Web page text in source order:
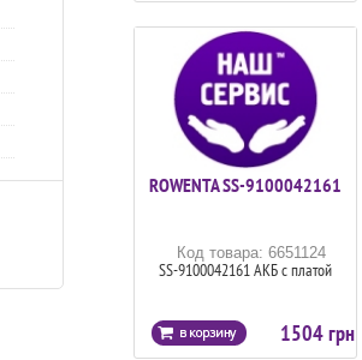
ROWENTA SS-9100042161
Код товара: 6651124
SS-9100042161 АКБ с платой
1504 грн